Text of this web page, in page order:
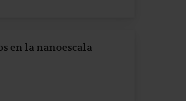
en la nanoescala